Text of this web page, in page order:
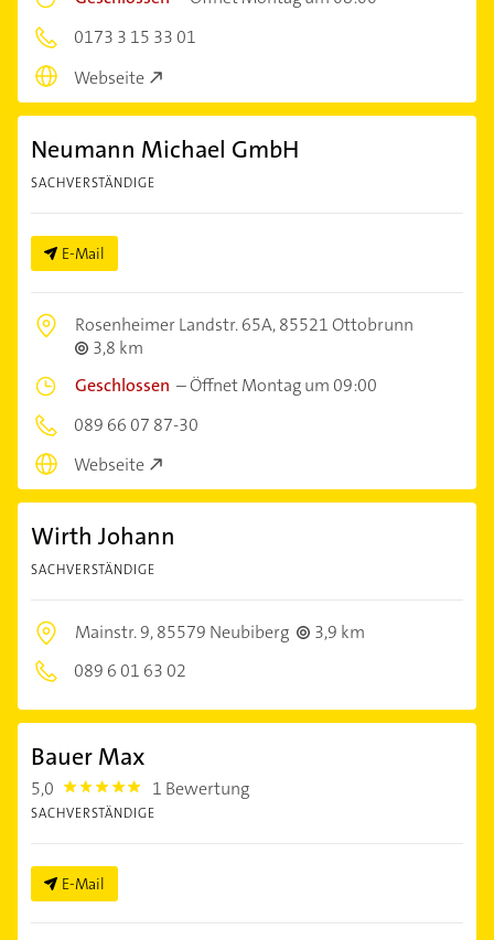
0173 3 15 33 01
Webseite
Neumann Michael GmbH
SACHVERSTÄNDIGE
E-Mail
Rosenheimer Landstr. 65A,85521 Ottobrunn
3,8 km
Geschlossen –Öffnet Montag um 09:00
089 66 07 87-30
Webseite
Wirth Johann
SACHVERSTÄNDIGE
Mainstr. 9,85579 Neubiberg
3,9 km
089 6 01 63 02
Bauer Max
5,0 5.0 1 Bewertung
SACHVERSTÄNDIGE
E-Mail